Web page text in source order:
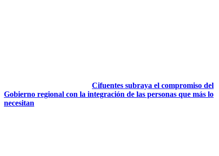
Cifuentes subraya el compromiso del
Gobierno regional con la integración de las personas que más lo
necesitan